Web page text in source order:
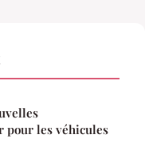
pour les véhicules